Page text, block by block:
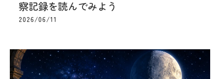
察記録を読んでみよう
2026/06/11